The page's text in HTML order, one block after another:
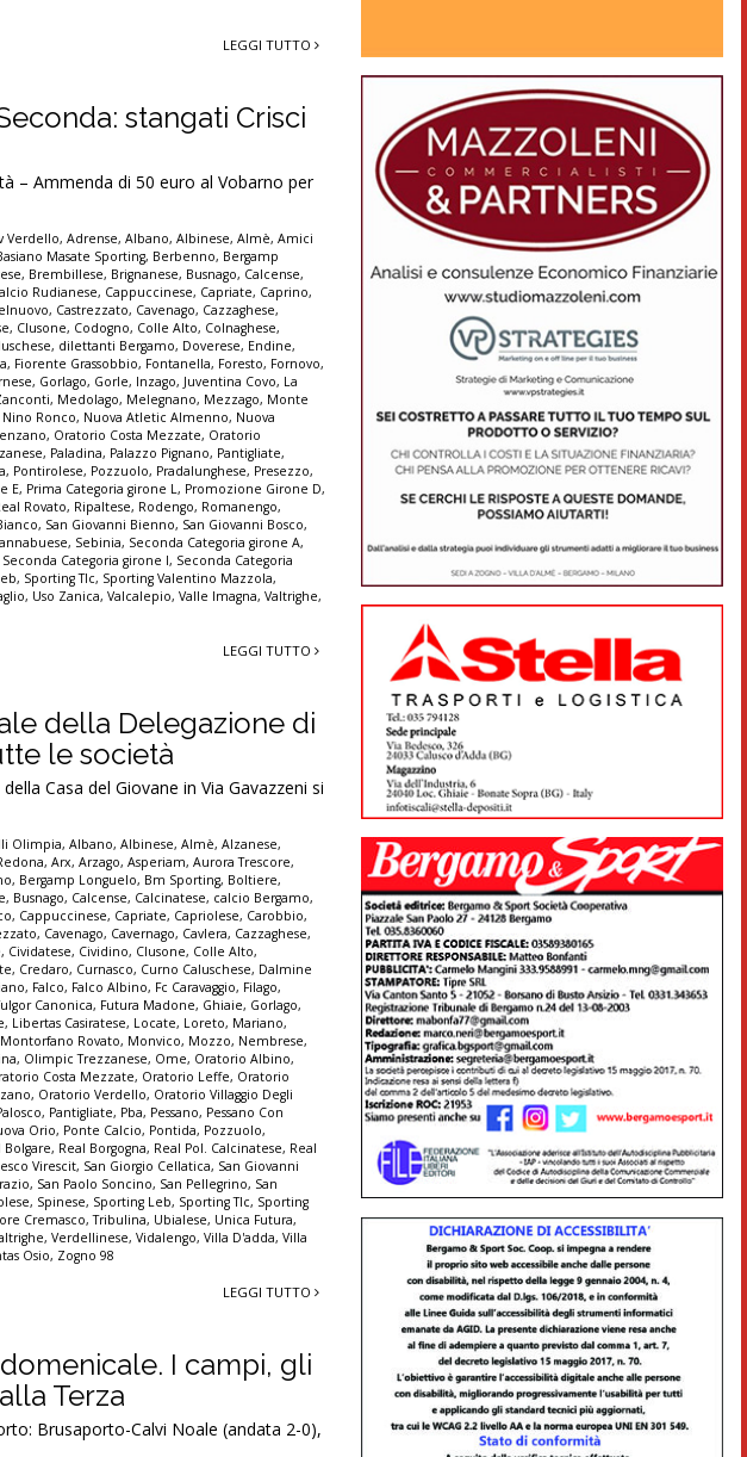
LEGGI TUTTO
stangati Crisci
– Ammenda di 50 euro al Vobarno per
Verdello,Adrense,Albano,Albinese,Almè,Amici
Masate Sporting, Berbenno, Bergamp
, Brembillese, Brignanese, Busnago, Calcense,
Rudianese, Cappuccinese, Capriate, Caprino,
, Castrezzato, Cavenago, Cazzaghese,
, Clusone, Codogno, Colle Alto, Colnaghese,
, dilettanti Bergamo, Doverese, Endine,
, Fiorente Grassobbio, Fontanella, Foresto, Fornovo,
, Gorlago, Gorle, Inzago, Juventina Covo, La
, Medolago, Melegnano, Mezzago, Monte
Nino Ronco, Nuova Atletic Almenno, Nuova
, Oratorio Costa Mezzate, Oratorio
, Paladina, Palazzo Pignano, Pantigliate,
, Pontirolese, Pozzuolo, Pradalunghese, Presezzo,
E, Prima Categoria girone L, Promozione Girone D,
Rovato, Ripaltese, Rodengo, Romanengo,
, San Giovanni Bienno, San Giovanni Bosco,
, Sebinia, Seconda Categoria girone A,
Seconda Categoria girone I, Seconda Categoria
, Sporting Tlc, Sporting Valentino Mazzola,
, Uso Zanica,Valcalepio,Valle Imagna,Valtrighe,
LEGGI TUTTO
della Delegazione di
le società
Casa del Giovane in Via Gavazzeni si
Olimpia,Albano,Albinese,Almè,Alzanese,
,Arx,Arzago,Asperiam,Aurora Trescore,
, Bergamp Longuelo, Bm Sporting, Boltiere,
, Busnago, Calcense, Calcinatese, calcio Bergamo,
, Cappuccinese, Capriate, Capriolese, Carobbio,
, Cavenago, Cavernago, Cavlera, Cazzaghese,
, Cividatese, Cividino, Clusone, Colle Alto,
, Credaro, Curnasco, Curno Caluschese, Dalmine
, Falco, Falco Albino, Fc Caravaggio, Filago,
Canonica, Futura Madone, Ghiaie, Gorlago,
, Libertas Casiratese, Locate, Loreto, Mariano,
Montorfano Rovato, Monvico, Mozzo, Nembrese,
, Olimpic Trezzanese, Ome, Oratorio Albino,
Costa Mezzate, Oratorio Leffe, Oratorio
, Oratorio Verdello, Oratorio Villaggio Degli
, Pantigliate, Pba, Pessano, Pessano Con
Orio, Ponte Calcio, Pontida, Pozzuolo,
Bolgare, Real Borgogna, Real Pol. Calcinatese, Real
Virescit, San Giorgio Cellatica, San Giovanni
, San Paolo Soncino, San Pellegrino, San
, Spinese, Sporting Leb, Sporting Tlc, Sporting
Cremasco,Tribulina, Ubialese, Unica Futura,
,Verdellinese,Vidalengo,Villa D'adda,Villa
Osio, Zogno 98
LEGGI TUTTO
I campi, gli
Terza
Brusaporto-Calvi Noale (andata 2-0),